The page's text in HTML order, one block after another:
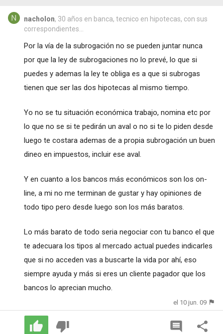
nacholon, 30 años en banca, tecnico en hipotecas, con sus
correspondientes...
Por la vía de la subrogación no se pueden juntar nunca
por que la ley de subrogaciones no lo prevé, lo que si
puedes y ademas la ley te obliga es a que si subrogas
tienen que ser las dos hipotecas al mismo tiempo.
Yo no se tu situación económica trabajo, nomina etc por
lo que no se si te pedirán un aval o no si te lo piden desde
luego te costara ademas de a propia subrogación un buen
dineo en impuestos, incluir ese aval.
Y en cuanto a los bancos más económicos son los on-
line, a mi no me terminan de gustar y hay opiniones de
todo tipo pero desde luego son los más baratos.
Lo más barato de todo seria negociar con tu banco el que
te adecuara los tipos al mercado actual puedes indicarles
que si no acceden vas a buscarte la vida por ahí, eso
siempre ayuda y más si eres un cliente pagador que los
bancos lo aprecian mucho.
el 10 jun. 09